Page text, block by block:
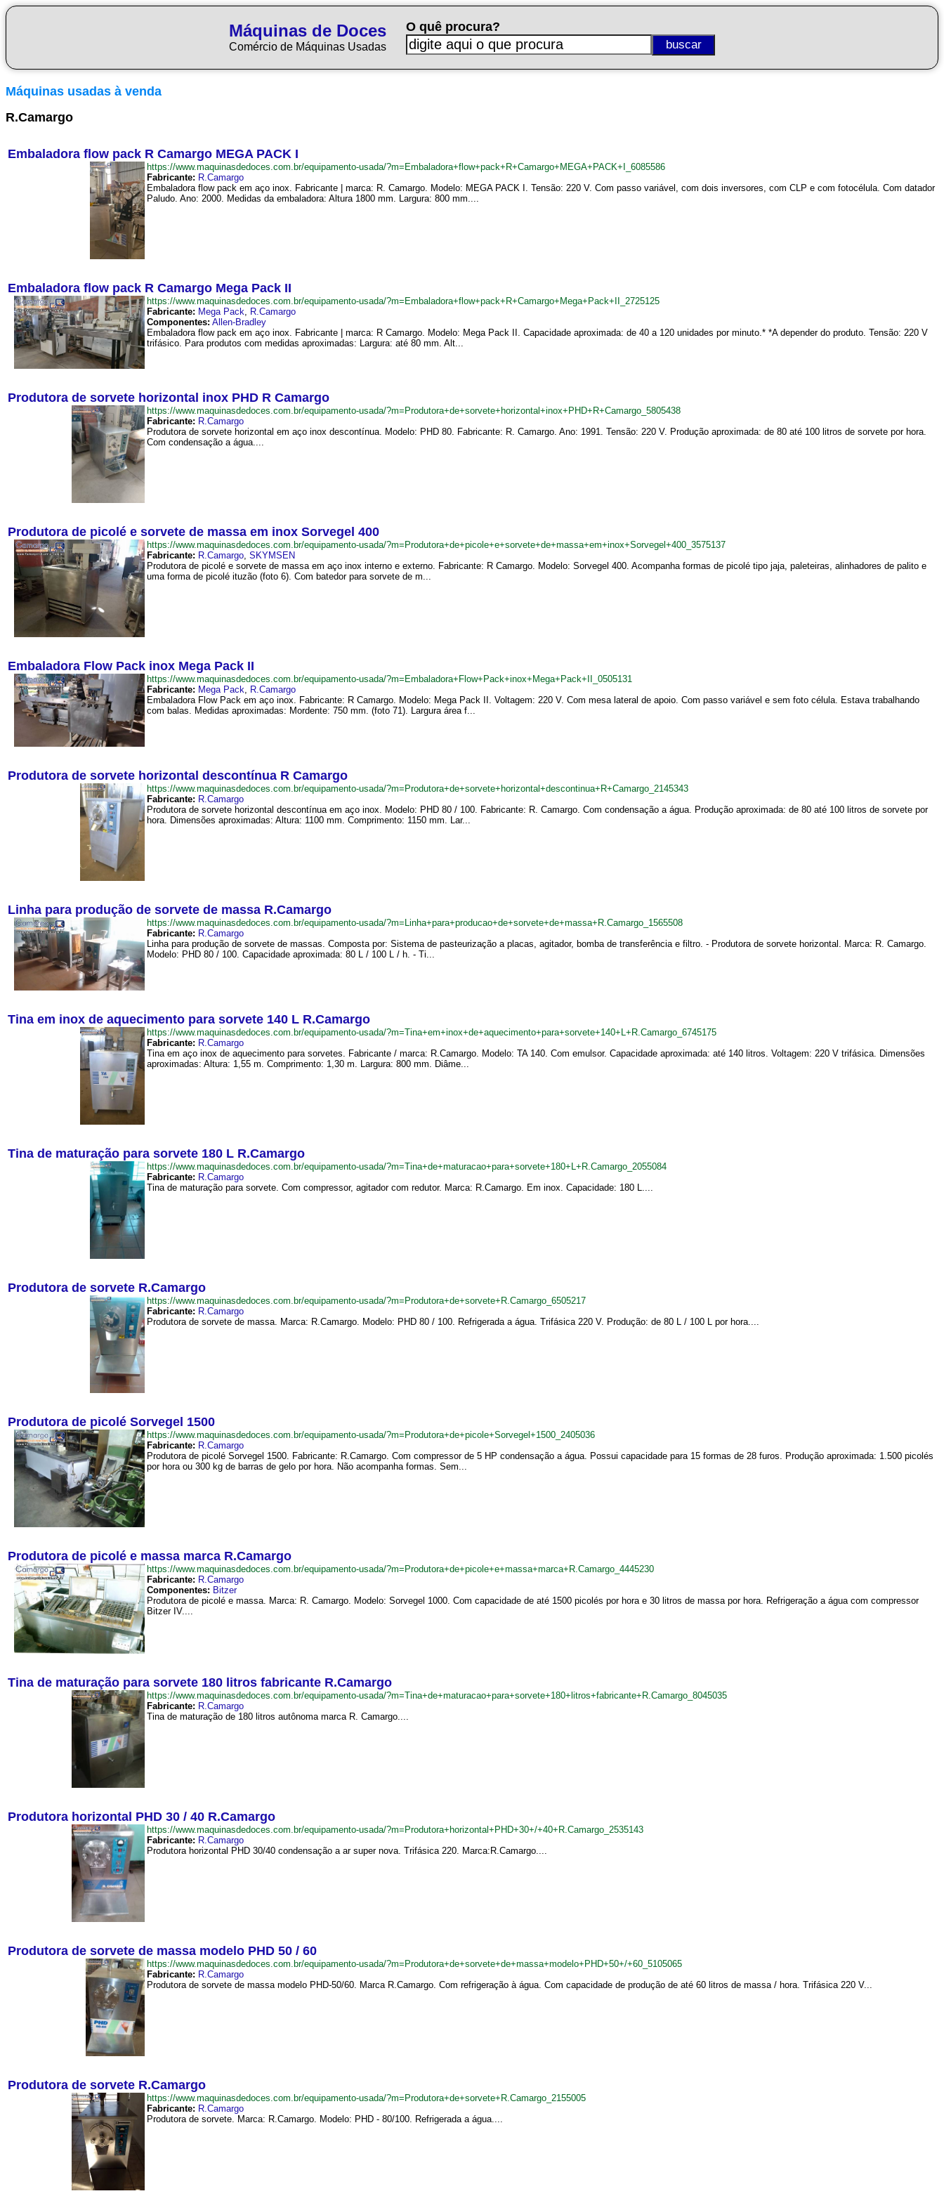
Máquinas de Doces
Comércio de Máquinas Usadas
O quê procura?
Máquinas usadas à venda
R.Camargo
Embaladora flow pack R Camargo MEGA PACK I
https://www.maquinasdedoces.com.br/equipamento-usada/?m=Embaladora+flow+pack+R+Camargo+MEGA+PACK+I_6085586
Fabricante: R.Camargo
Embaladora flow pack em aço inox. Fabricante | marca: R. Camargo. Modelo: MEGA PACK I. Tensão: 220 V. Com passo variável, com dois inversores, com CLP e com fotocélula. Com datador
Paludo. Ano: 2000. Medidas da embaladora: Altura 1800 mm. Largura: 800 mm....
Embaladora flow pack R Camargo Mega Pack II
https://www.maquinasdedoces.com.br/equipamento-usada/?m=Embaladora+flow+pack+R+Camargo+Mega+Pack+II_2725125
Fabricante: Mega Pack, R.Camargo
Componentes: Allen-Bradley
Embaladora flow pack em aço inox. Fabricante | marca: R Camargo. Modelo: Mega Pack II. Capacidade aproximada: de 40 a 120 unidades por minuto.* *A depender do produto. Tensão: 220 V
trifásico. Para produtos com medidas aproximadas: Largura: até 80 mm. Alt...
Produtora de sorvete horizontal inox PHD R Camargo
https://www.maquinasdedoces.com.br/equipamento-usada/?m=Produtora+de+sorvete+horizontal+inox+PHD+R+Camargo_5805438
Fabricante: R.Camargo
Produtora de sorvete horizontal em aço inox descontínua. Modelo: PHD 80. Fabricante: R. Camargo. Ano: 1991. Tensão: 220 V. Produção aproximada: de 80 até 100 litros de sorvete por hora.
Com condensação a água....
Produtora de picolé e sorvete de massa em inox Sorvegel 400
https://www.maquinasdedoces.com.br/equipamento-usada/?m=Produtora+de+picole+e+sorvete+de+massa+em+inox+Sorvegel+400_3575137
Fabricante: R.Camargo, SKYMSEN
Produtora de picolé e sorvete de massa em aço inox interno e externo. Fabricante: R Camargo. Modelo: Sorvegel 400. Acompanha formas de picolé tipo jaja, paleteiras, alinhadores de palito e
uma forma de picolé ituzão (foto 6). Com batedor para sorvete de m...
Embaladora Flow Pack inox Mega Pack II
https://www.maquinasdedoces.com.br/equipamento-usada/?m=Embaladora+Flow+Pack+inox+Mega+Pack+II_0505131
Fabricante: Mega Pack, R.Camargo
Embaladora Flow Pack em aço inox. Fabricante: R Camargo. Modelo: Mega Pack II. Voltagem: 220 V. Com mesa lateral de apoio. Com passo variável e sem foto célula. Estava trabalhando
com balas. Medidas aproximadas: Mordente: 750 mm. (foto 71). Largura área f...
Produtora de sorvete horizontal descontínua R Camargo
https://www.maquinasdedoces.com.br/equipamento-usada/?m=Produtora+de+sorvete+horizontal+descontinua+R+Camargo_2145343
Fabricante: R.Camargo
Produtora de sorvete horizontal descontínua em aço inox. Modelo: PHD 80 / 100. Fabricante: R. Camargo. Com condensação a água. Produção aproximada: de 80 até 100 litros de sorvete por
hora. Dimensões aproximadas: Altura: 1100 mm. Comprimento: 1150 mm. Lar...
Linha para produção de sorvete de massa R.Camargo
https://www.maquinasdedoces.com.br/equipamento-usada/?m=Linha+para+producao+de+sorvete+de+massa+R.Camargo_1565508
Fabricante: R.Camargo
Linha para produção de sorvete de massas. Composta por: Sistema de pasteurização a placas, agitador, bomba de transferência e filtro. - Produtora de sorvete horizontal. Marca: R. Camargo.
Modelo: PHD 80 / 100. Capacidade aproximada: 80 L / 100 L / h. - Ti...
Tina em inox de aquecimento para sorvete 140 L R.Camargo
https://www.maquinasdedoces.com.br/equipamento-usada/?m=Tina+em+inox+de+aquecimento+para+sorvete+140+L+R.Camargo_6745175
Fabricante: R.Camargo
Tina em aço inox de aquecimento para sorvetes. Fabricante / marca: R.Camargo. Modelo: TA 140. Com emulsor. Capacidade aproximada: até 140 litros. Voltagem: 220 V trifásica. Dimensões
aproximadas: Altura: 1,55 m. Comprimento: 1,30 m. Largura: 800 mm. Diâme...
Tina de maturação para sorvete 180 L R.Camargo
https://www.maquinasdedoces.com.br/equipamento-usada/?m=Tina+de+maturacao+para+sorvete+180+L+R.Camargo_2055084
Fabricante: R.Camargo
Tina de maturação para sorvete. Com compressor, agitador com redutor. Marca: R.Camargo. Em inox. Capacidade: 180 L....
Produtora de sorvete R.Camargo
https://www.maquinasdedoces.com.br/equipamento-usada/?m=Produtora+de+sorvete+R.Camargo_6505217
Fabricante: R.Camargo
Produtora de sorvete de massa. Marca: R.Camargo. Modelo: PHD 80 / 100. Refrigerada a água. Trifásica 220 V. Produção: de 80 L / 100 L por hora....
Produtora de picolé Sorvegel 1500
https://www.maquinasdedoces.com.br/equipamento-usada/?m=Produtora+de+picole+Sorvegel+1500_2405036
Fabricante: R.Camargo
Produtora de picolé Sorvegel 1500. Fabricante: R.Camargo. Com compressor de 5 HP condensação a água. Possui capacidade para 15 formas de 28 furos. Produção aproximada: 1.500 picolés
por hora ou 300 kg de barras de gelo por hora. Não acompanha formas. Sem...
Produtora de picolé e massa marca R.Camargo
https://www.maquinasdedoces.com.br/equipamento-usada/?m=Produtora+de+picole+e+massa+marca+R.Camargo_4445230
Fabricante: R.Camargo
Componentes: Bitzer
Produtora de picolé e massa. Marca: R. Camargo. Modelo: Sorvegel 1000. Com capacidade de até 1500 picolés por hora e 30 litros de massa por hora. Refrigeração a água com compressor
Bitzer IV....
Tina de maturação para sorvete 180 litros fabricante R.Camargo
https://www.maquinasdedoces.com.br/equipamento-usada/?m=Tina+de+maturacao+para+sorvete+180+litros+fabricante+R.Camargo_8045035
Fabricante: R.Camargo
Tina de maturação de 180 litros autônoma marca R. Camargo....
Produtora horizontal PHD 30 / 40 R.Camargo
https://www.maquinasdedoces.com.br/equipamento-usada/?m=Produtora+horizontal+PHD+30+/+40+R.Camargo_2535143
Fabricante: R.Camargo
Produtora horizontal PHD 30/40 condensação a ar super nova. Trifásica 220. Marca:R.Camargo....
Produtora de sorvete de massa modelo PHD 50 / 60
https://www.maquinasdedoces.com.br/equipamento-usada/?m=Produtora+de+sorvete+de+massa+modelo+PHD+50+/+60_5105065
Fabricante: R.Camargo
Produtora de sorvete de massa modelo PHD-50/60. Marca R.Camargo. Com refrigeração à água. Com capacidade de produção de até 60 litros de massa / hora. Trifásica 220 V...
Produtora de sorvete R.Camargo
https://www.maquinasdedoces.com.br/equipamento-usada/?m=Produtora+de+sorvete+R.Camargo_2155005
Fabricante: R.Camargo
Produtora de sorvete. Marca: R.Camargo. Modelo: PHD - 80/100. Refrigerada a água....